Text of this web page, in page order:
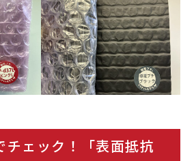
チェック！「表面抵抗